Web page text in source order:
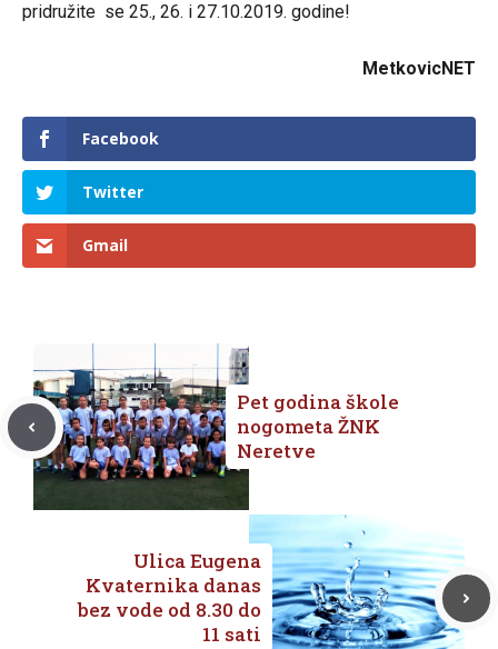
pridružite se 25., 26. i 27.10.2019. godine!
MetkovicNET
Facebook
Twitter
Gmail
Pet godina škole
nogometa ŽNK
Neretve
Ulica Eugena
Kvaternika danas
bez vode od 8.30 do
11 sati